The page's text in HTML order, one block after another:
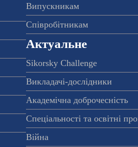
Випускникам
Співробітникам
Актуальне
Sikorsky Challenge
Викладачі-дослідники
Академічна доброчесність
Спеціальності та освітні
Війна